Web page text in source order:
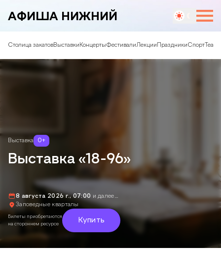
АФИША НИЖНИЙ
Столица закатовВыставкиКонцертыФестивалиЛекции ПраздникиСпорт
Выставка 0+
Выставка «18-96»
8 августа 2026 г., 07:00 и далее…
Заповедные кварталы
Билеты приобретаются
на стороннем ресурсе
Купить